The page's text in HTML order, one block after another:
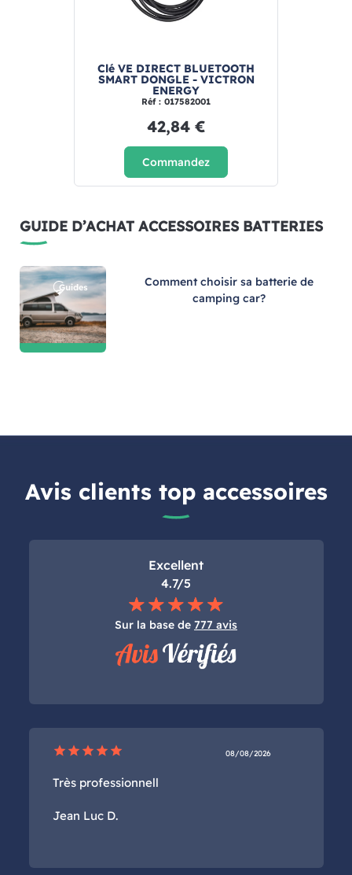
GUIDE D’ACHAT ACCESSOIRES BATTERIES
Comment choisir sa batterie de
camping car?
Clé VE DIRECT BLUETOOTH
SMART DONGLE - VICTRON
ENERGY
Réf : 017582001
42,84 €
Commandez
Avis clients top accessoires
Excellent
4.7/5
Sur la base de 777 avis
star star star star star 08/08/2026
Très professionnell
Jean Luc D.